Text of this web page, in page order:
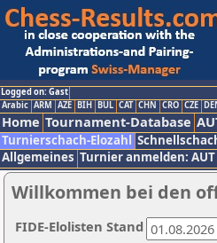
Logged on: Gast
Arabic ARM AZE BIH BUL CAT CHN CRO CZE
Home Tournament-Database
Turnierschach-Elozahl
Allgemeines Turnier anmelden: AUT
Willkommen bei den
FIDE-Elolisten Stand